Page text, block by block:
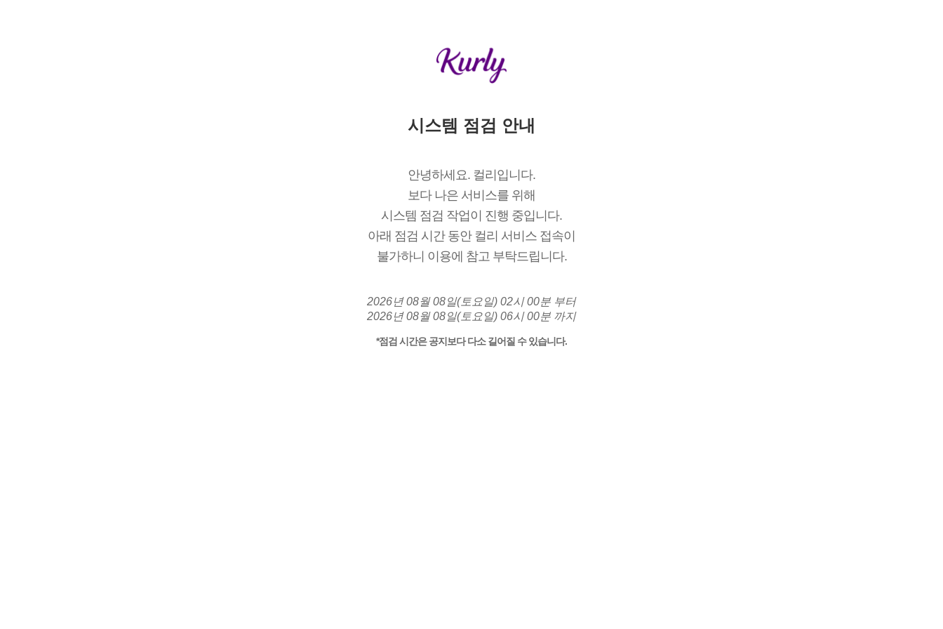
시스템 점검 안내
안녕하세요. 컬리입니다.
보다 나은 서비스를 위해
시스템 점검 작업이 진행 중입니다.
아래 점검 시간 동안 컬리 서비스 접속이
불가하니 이용에 참고 부탁드립니다.
2026년 08월 08일(토요일) 02시 00분 부터
2026년 08월 08일(토요일) 06시 00분 까지
*점검 시간은 공지보다 다소 길어질 수 있습니다.